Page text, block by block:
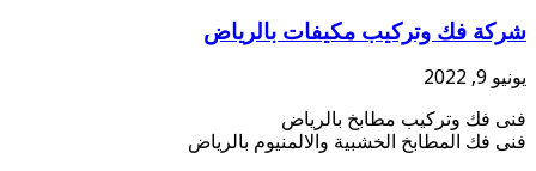
شركة فك وتركيب مكيفات بالرياض
يونيو 9, 2022
فنى فك وتركيب مطابخ بالرياض
فنى فك المطابخ الخشبية والالمنيوم بالرياض